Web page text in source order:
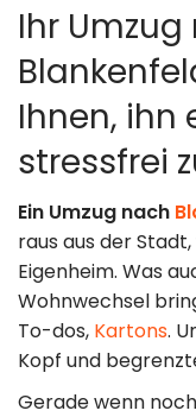
Ihr
Ihnen, ihn
stressfrei
Ein Umzug nach
raus aus der
Eigenheim. Was
Wohnwechsel
To-dos, Kartons.
Kopf und
Gerade wenn
Montage &
Umzugshilfe
Entrümpelung
& Lagerung
Kontakt
Standorte
Impressum
Datenschutz
030 49 00 48